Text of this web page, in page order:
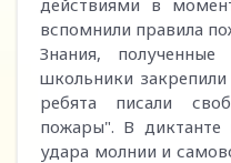
действиями в
вспомнили правила
Знания,
школьники
ребята писали
пожары". В диктанте
удара молнии и